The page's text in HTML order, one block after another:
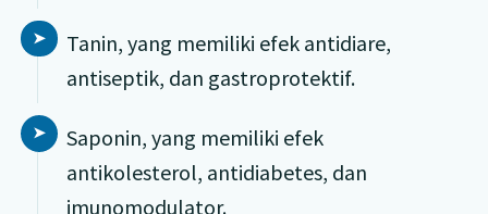
Tanin, yang memiliki efek antidiare,
antiseptik, dan gastroprotektif.
Saponin, yang memiliki efek
antikolesterol, antidiabetes, dan
imunomodulator.